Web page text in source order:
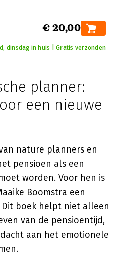
€ 20,00
dinsdag in huis | Gratis verzonden
planner:
een nieuwe
nature planners en
pensioen als een
worden. Voor hen is
Boomstra een
boek helpt niet alleen
van de pensioentijd,
aan het emotionele